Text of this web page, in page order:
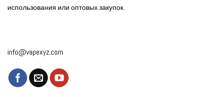
использования или оптовых закупок.
info@vapexyz.com